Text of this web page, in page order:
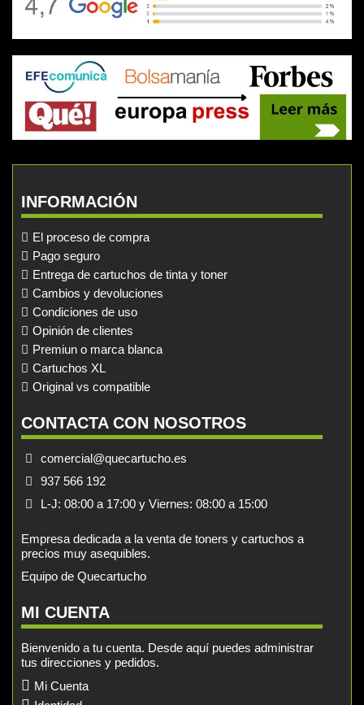
INFORMACIÓN
El proceso de compra
Pago seguro
Entrega de cartuchos de tinta y toner
Cambios y devoluciones
Condiciones de uso
Opinión de clientes
Premiun o marca blanca
Cartuchos XL
Original vs compatible
CONTACTA CON NOSOTROS
comercial@quecartucho.es
937 566 192
L-J: 08:00 a 17:00 y Viernes: 08:00 a 15:00
Empresa dedicada a la venta de toners y cartuchos a
precios muy asequibles.
Equipo de Quecartucho
MI CUENTA
Bienvenido a tu cuenta. Desde aquí puedes administrar
tus direcciones y pedidos.
Mi Cuenta